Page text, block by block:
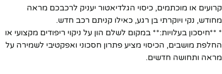
קרועים או מוכתמים, כיסוי הגלדיאטור יעניק לרכבכם מראה
מחודש, נקי ויוקרתי בן רגע, כאילו קניתם רכב חדש.
* **חיסכון בעלויות:** במקום לשלם הון על ניקוי ריפודים מקצועי או
החלפת מושבים, הכיסוי מציע פתרון חסכוני ואפקטיבי לשמירה על
מראה ותחושה חדשים.